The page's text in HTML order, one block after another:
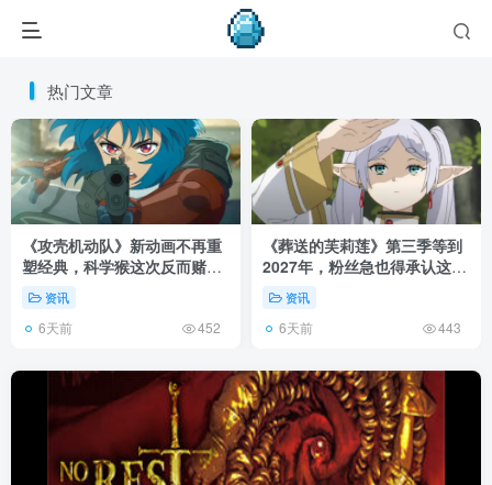
热门文章
《攻壳机动队》新动画不再重
塑经典，科学猴这次反而赌对
了！资讯
6天前 452
《葬送的芙莉莲》第三季等到
2027年，粉丝急也得承认这次
慢得有道理！
资讯
6天前 443